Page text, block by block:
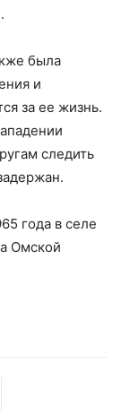
была
и
за ее жизнь.
следить
года в селе
Омской